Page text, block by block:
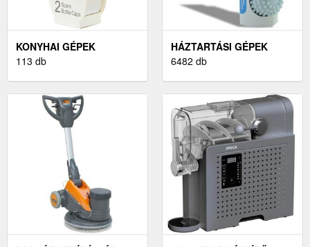
KONYHAI GÉPEK
113 db
HÁZTARTÁSI GÉPEK
6482 db